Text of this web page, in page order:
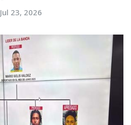
Jul 23, 2026